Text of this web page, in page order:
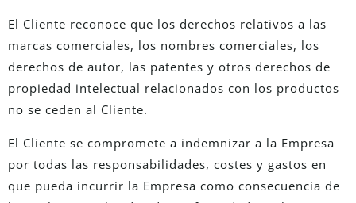
El Cliente reconoce que los derechos relativos a las
marcas comerciales, los nombres comerciales, los
derechos de autor, las patentes y otros derechos de
propiedad intelectual relacionados con los productos
no se ceden al Cliente.
El Cliente se compromete a indemnizar a la Empresa
por todas las responsabilidades, costes y gastos en
que pueda incurrir la Empresa como consecuencia de